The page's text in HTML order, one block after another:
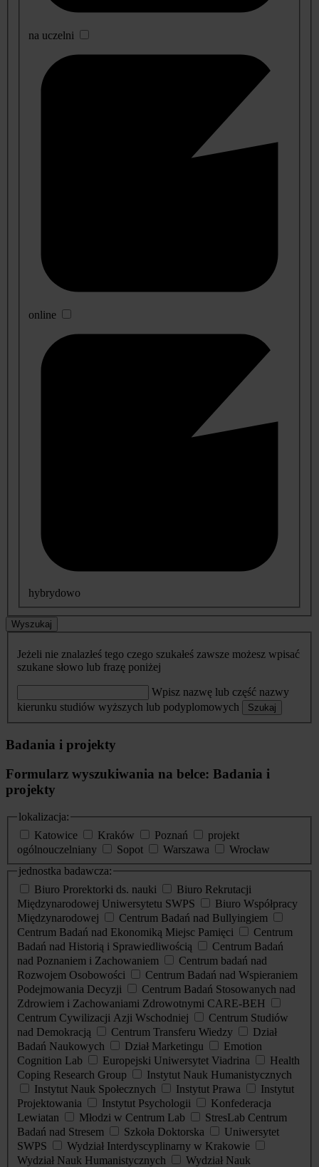
na uczelni
online
hybrydowo
Wyszukaj
Jeżeli nie znalazłeś tego czego szukałeś zawsze możesz wpisać
szukane słowo lub frazę poniżej
Wpisz nazwę lub część nazwy
kierunku studiów wyższych lub podyplomowych
Szukaj
Badania i projekty
Formularz wyszukiwania na belce: Badania i
projekty
lokalizacja:
Katowice
Kraków Poznań
projekt
ogólnouczelniany
Sopot Warszawa
Wrocław
jednostka badawcza:
Biuro Prorektorki ds. nauki
Biuro Rekrutacji
Międzynarodowej Uniwersytetu SWPS
Biuro Współpracy
Międzynarodowej
Centrum Badań nad Bullyingiem
Centrum Badań nad Ekonomiką Miejsc Pamięci
Centrum
Badań nad Historią i Sprawiedliwością
Centrum Badań
nad Poznaniem i Zachowaniem
Centrum badań nad
Rozwojem Osobowości
Centrum Badań nad Wspieraniem
Podejmowania Decyzji
Centrum Badań Stosowanych nad
Zdrowiem i Zachowaniami Zdrowotnymi CARE-BEH
Centrum Cywilizacji Azji Wschodniej
Centrum Studiów
nad Demokracją
Centrum Transferu Wiedzy
Dział
Badań Naukowych
Dział Marketingu
Emotion
Cognition Lab
Europejski Uniwersytet Viadrina
Health
Coping Research Group
Instytut Nauk Humanistycznych
Instytut Nauk Społecznych
Instytut Prawa
Instytut
Projektowania
Instytut Psychologii
Konfederacja
Lewiatan
Młodzi w Centrum Lab
StresLab Centrum
Badań nad Stresem
Szkoła Doktorska
Uniwersytet
SWPS
Wydział Interdyscyplinarny w Krakowie
Wydział Nauk Humanistycznych
Wydział Nauk